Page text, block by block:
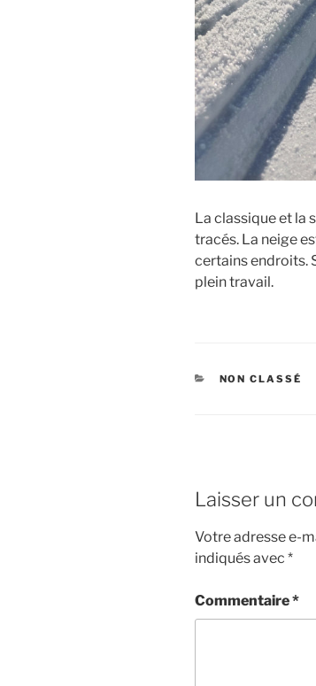
La classique et la
tracés. La neige
certains endroits.
plein travail.
CATÉGORIES
NON CLASSÉ
Laisser un
Votre adresse e-
indiqués avec *
Commentaire*